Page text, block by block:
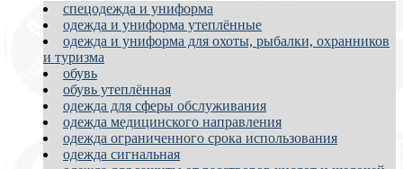
спецодежда и униформа
одежда и униформа утеплённые
одежда и униформа для охоты, рыбалки, охранников
и туризма
обувь
обувь утеплённая
одежда для сферы обслуживания
одежда медицинского направления
одежда ограниченного срока использования
одежда сигнальная